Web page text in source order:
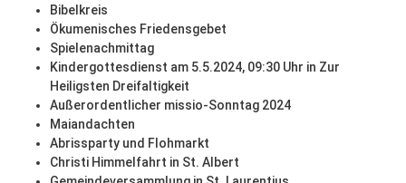
Bibelkreis
Ökumenisches Friedensgebet
Spielenachmittag
Kindergottesdienst am 5.5.2024, 09:30 Uhr in Zur
Heiligsten Dreifaltigkeit
Außerordentlicher missio-Sonntag 2024
Maiandachten
Abrissparty und Flohmarkt
Christi Himmelfahrt in St. Albert